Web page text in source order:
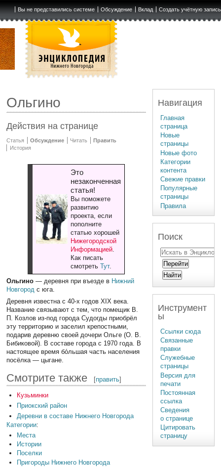
Вы не представились системе Обсуждение Вклад Создать учётную запись
Ольгино
Действия на странице
Статья Обсуждение Читать
Править
История
Это
незаконченная
статья!
Вы поможете
развитию
проекта, если
пополните
статью хорошей
Нижегородской
Информацией.
Как писать
смотреть Тут.
Ольгино — деревня при въезде в Нижний
Новгород с юга.
Деревня известна с 40-х годов XIX века.
Название связывают с тем, что помещик В.
П. Козлов из-под города Судогды приобрёл
эту территорию и заселил крепостными,
подарив деревню своей дочери Ольге (О. В.
Бибиковой). В составе города с 1970 года. В
настоящее время бо́льшая часть населения
посёлка — цыгане.
Смотрите также [править]
Кузьминки
Приокский район
Деревни в составе Нижнего Новгорода
Категории:
Места
Истории
Поселки
Пригороды Нижнего Новгорода
Навигация
Главная
страница
Новые
страницы
Новые фото
Категории
контента
Свежие правки
Популярные
страницы
Правила
Поиск
Инструмент
ы
Ссылки сюда
Связанные
правки
Служебные
страницы
Версия для
печати
Постоянная
ссылка
Сведения
о странице
Цитировать
страницу